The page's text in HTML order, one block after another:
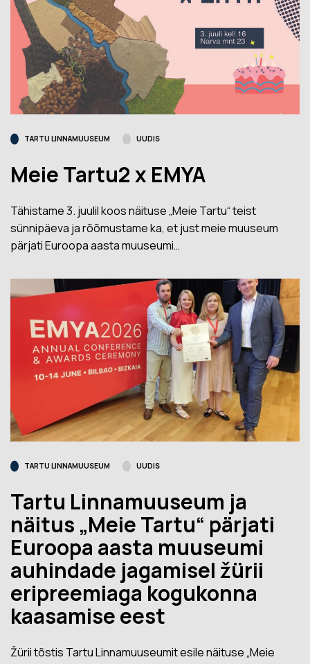
TARTU LINNAMUUSEUM UUDIS
Meie Tartu2 x EMYA
Tähistame 3. juulil koos näituse „Meie Tartu“ teist
sünnipäeva ja rõõmustame ka, et just meie muuseum
pärjati Euroopa aasta muuseumi…
TARTU LINNAMUUSEUM UUDIS
Tartu Linnamuuseum ja
näitus „Meie Tartu“ pärjati
Euroopa aasta muuseumi
auhindade jagamisel žürii
eripreemiaga kogukonna
kaasamise eest
Žürii tõstis Tartu Linnamuuseumit esile näituse „Meie